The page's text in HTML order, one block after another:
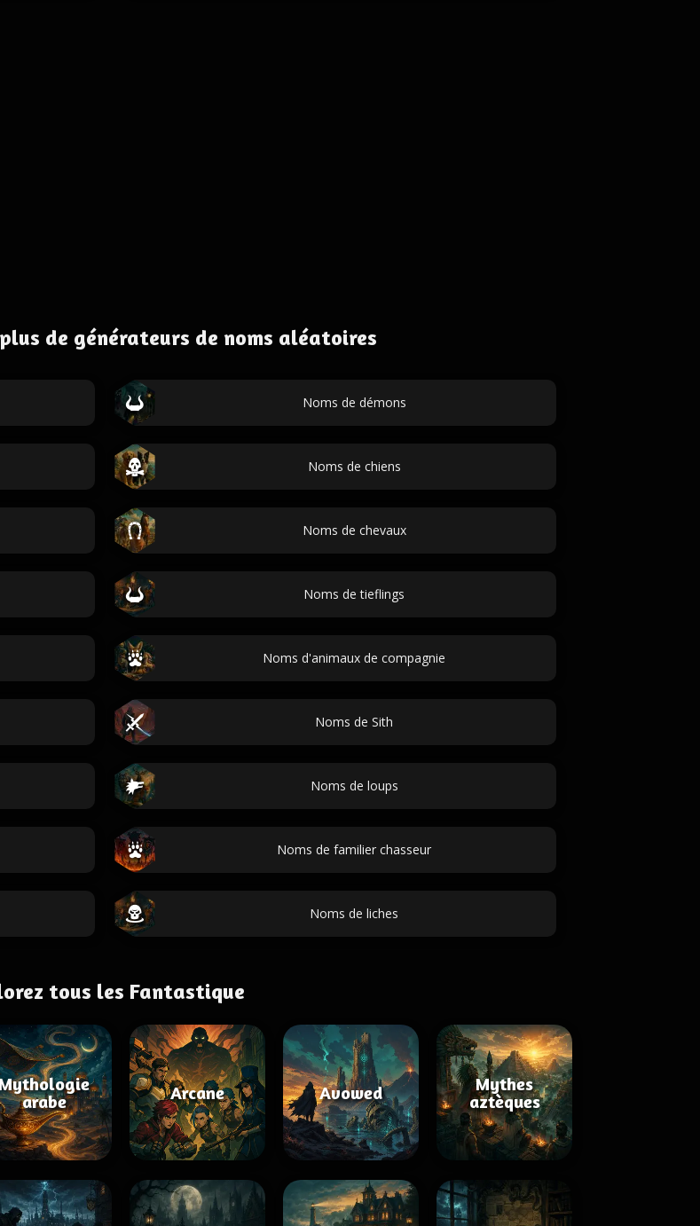
de générateurs de noms aléatoires
Noms de démons
Noms de chiens
Noms de chevaux
Noms de tieflings
Noms d'animaux de compagnie
Noms de Sith
Noms de loups
Noms de familier chasseur
Noms de liches
tous les Fantastique
arabe
Arcane Avowed
Mythes
aztèques